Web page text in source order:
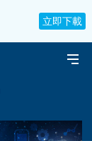
立即下載